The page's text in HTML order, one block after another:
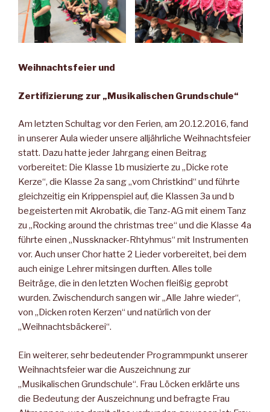
Weihnachtsfeier und
Zertifizierung zur „Musikalischen Grundschule“
Am letzten Schultag vor den Ferien, am 20.12.2016, fand
in unserer Aula wieder unsere alljährliche Weihnachtsfeier
statt. Dazu hatte jeder Jahrgang einen Beitrag
vorbereitet: Die Klasse 1b musizierte zu „Dicke rote
Kerze“, die Klasse 2a sang „vom Christkind“ und führte
gleichzeitig ein Krippenspiel auf, die Klassen 3a und b
begeisterten mit Akrobatik, die Tanz-AG mit einem Tanz
zu „Rocking around the christmas tree“ und die Klasse 4a
führte einen „Nussknacker-Rhtyhmus“ mit Instrumenten
vor. Auch unser Chor hatte 2 Lieder vorbereitet, bei dem
auch einige Lehrer mitsingen durften. Alles tolle
Beiträge, die in den letzten Wochen fleißig geprobt
wurden. Zwischendurch sangen wir „Alle Jahre wieder“,
von „Dicken roten Kerzen“ und natürlich von der
„Weihnachtsbäckerei“.
Ein weiterer, sehr bedeutender Programmpunkt unserer
Weihnachtsfeier war die Auszeichnung zur
„Musikalischen Grundschule“. Frau Löcken erklärte uns
die Bedeutung der Auszeichnung und befragte Frau